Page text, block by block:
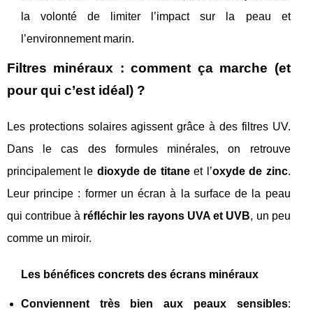
la volonté de limiter l’impact sur la peau et
l’environnement marin.
Filtres minéraux : comment ça marche (et
pour qui c’est idéal) ?
Les protections solaires agissent grâce à des filtres UV.
Dans le cas des formules minérales, on retrouve
principalement le dioxyde de titaneet l’oxyde de zinc.
Leur principe : former un écran à la surface de la peau
qui contribue à réfléchir les rayons UVA et UVB, un peu
comme un miroir.
Les bénéfices concrets des écrans minéraux
Conviennent très bien aux peaux sensibles: